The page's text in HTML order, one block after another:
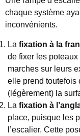
chaque système
inconvénients.
La fixation à la
de fixer les
marches sur leurs
elle prend toutefois
(légèrement) la
La fixation à
place, puisque les
l’escalier. Cette